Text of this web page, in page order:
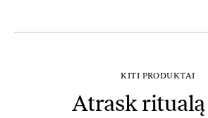
KITI PRODUKTAI
Atrask ritualą